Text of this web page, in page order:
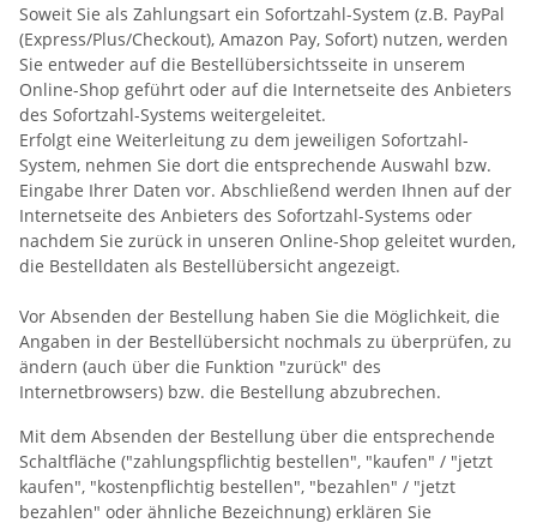
Soweit Sie als Zahlungsart ein Sofortzahl-System (z.B. PayPal
(Express/Plus/Checkout), Amazon Pay, Sofort) nutzen, werden
Sie entweder auf die Bestellübersichtsseite in unserem
Online-Shop geführt oder auf die Internetseite des Anbieters
des Sofortzahl-Systems weitergeleitet.
Erfolgt eine Weiterleitung zu dem jeweiligen Sofortzahl-
System, nehmen Sie dort die entsprechende Auswahl bzw.
Eingabe Ihrer Daten vor. Abschließend werden Ihnen auf der
Internetseite des Anbieters des Sofortzahl-Systems oder
nachdem Sie zurück in unseren Online-Shop geleitet wurden,
die Bestelldaten als Bestellübersicht angezeigt.
Vor Absenden der Bestellung haben Sie die Möglichkeit, die
Angaben in der Bestellübersicht nochmals zu überprüfen, zu
ändern (auch über die Funktion "zurück" des
Internetbrowsers) bzw. die Bestellung abzubrechen.
Mit dem Absenden der Bestellung über die entsprechende
Schaltfläche ("zahlungspflichtig bestellen", "kaufen" / "jetzt
kaufen", "kostenpflichtig bestellen", "bezahlen" / "jetzt
bezahlen" oder ähnliche Bezeichnung) erklären Sie